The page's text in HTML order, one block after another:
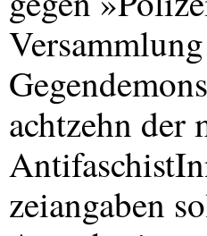
achtzehn der
zeiangaben